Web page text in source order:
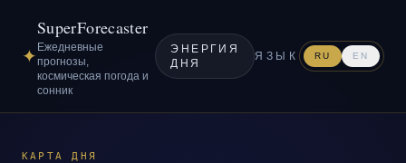
✦
SuperForecaster
Ежедневные
прогнозы,
космическая погода и
сонник
ЭНЕРГИЯ
ДНЯ
ЯЗЫК RU EN
КАРТА ДНЯ